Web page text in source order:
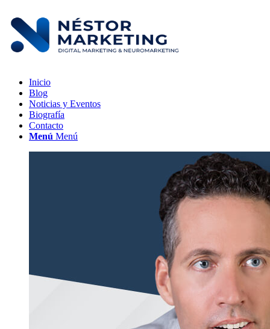
Inicio
Blog
Noticias y Eventos
Biografía
Contacto
Menú Menú